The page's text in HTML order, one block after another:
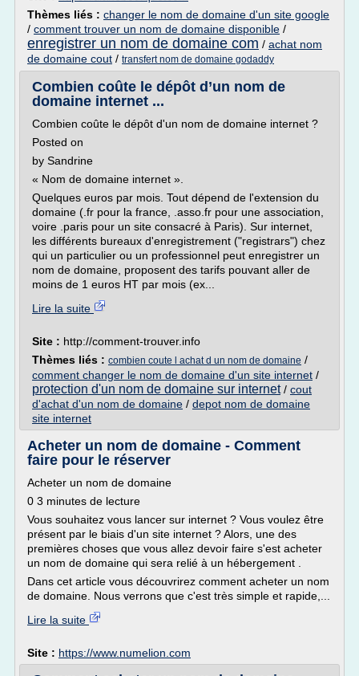
Thèmes liés : changer le nom de domaine d'un site google
/ comment trouver un nom de domaine disponible /
enregistrer un nom de domaine com / achat nom
de domaine cout / transfert nom de domaine godaddy
Combien coûte le dépôt d’un nom de
domaine internet ...
Combien coûte le dépôt d'un nom de domaine internet ?
Posted on
by Sandrine
« Nom de domaine internet ».
Quelques euros par mois. Tout dépend de l'extension du
domaine (.fr pour la france, .asso.fr pour une association,
voire .paris pour un site consacré à Paris). Sur internet,
les différents bureaux d'enregistrement ("registrars") chez
qui un particulier ou un professionnel peut enregistrer un
nom de domaine, proposent des tarifs pouvant aller de
moins de 1 euros HT par mois (ex...
Lire la suite
Site : http://comment-trouver.info
Thèmes liés : combien coute l achat d un nom de domaine /
comment changer le nom de domaine d'un site internet /
protection d'un nom de domaine sur internet/ cout
d'achat d'un nom de domaine / depot nom de domaine
site internet
Acheter un nom de domaine - Comment
faire pour le réserver
Acheter un nom de domaine
0 3 minutes de lecture
Vous souhaitez vous lancer sur internet ? Vous voulez être
présent par le biais d'un site internet ? Alors, une des
premières choses que vous allez devoir faire s'est acheter
un nom de domaine qui sera relié à un hébergement .
Dans cet article vous découvrirez comment acheter un nom
de domaine. Nous verrons que c'est très simple et rapide,...
Lire la suite
Site : https://www.numelion.com